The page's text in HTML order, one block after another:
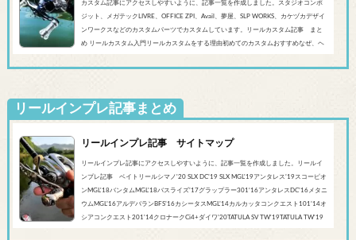
カスタム記事にアクセスしやすいように、記事一覧を作成しました。スタジオコンポ
ジット、メガテックLIVRE、OFFICE ZPI、Avail、夢屋、SLP WORKS、カケヅカデザイ
ンワークスなどのカスタムパーツでカスタムしています。リールカスタム記事 まと
め リールカスタム入門リールカスタムをする理由初めてのカスタムおすすめなぜ、ヘ
スMGL’19スコーピオンMGL&#0...
リールインプレ記事まとめ
リールインプレ記事 サイトマップ
リールインプレ記事にアクセスしやすいように、記事一覧を作成しました。リールイ
ンプレ記事 ベイトリールシマノ'20 SLX DC’19 SLX MGL'19アンタレス’19スコーピオ
ンMGL'18バンタムMGL'18バスライズ’17グラップラー301‘16アンタレスDC’16メタニ
ウムMGL’16アルデバランBFS’16カシータスMGL’14カルカッタコンクエスト101’14オ
シアコンクエスト201'14クロナークCi4+ダイワ’20TATULA SV TW'19TATULA TW'19